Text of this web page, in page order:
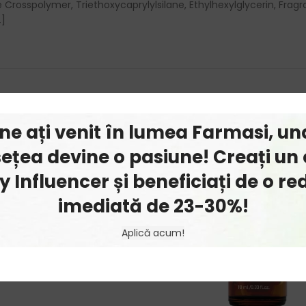
ați venit în lumea Farmasi,
devine o pasiune! Creați un
Influencer și beneficiați de o
imediată de 23-30%!
Aplică acum!
Triethoxycaprylylsilane, Ethylhexylglycerin,